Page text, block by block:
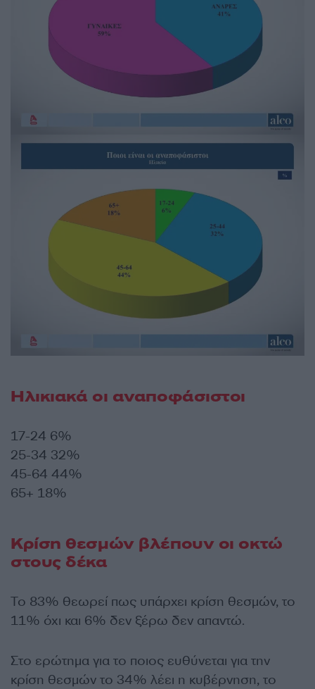
Ηλικιακά οι αναποφάσιστοι
17-24 6%
25-34 32%
45-64 44%
65+ 18%
Κρίση θεσμών βλέπουν οι οκτώ
στους δέκα
Το 83% θεωρεί πως υπάρχει κρίση θεσμών, το
11% όχι και 6% δεν ξέρω δεν απαντώ.
Στο ερώτημα για το ποιος ευθύνεται για την
κρίση θεσμών το 34% λέει η κυβέρνηση, το